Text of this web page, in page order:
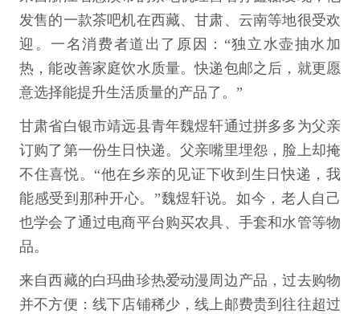
发售的一款茶吧机在西藏、甘肃、云南等地很受欢
迎。一名消费者道出了原因：“独立水壶抽水加
热，能改善家庭饮水质量。快递包邮之后，就更愿
意选择能提升生活质量的产品了。”
甘肃省白银市靖远县青年魏煜轩通过拼多多为父亲
订购了第一份生日快递。父亲嘴里埋怨，脸上却掩
不住喜悦。“他在乡亲的见证下收到生日快递，我
能感受到那种开心。”魏煜轩说。如今，老人自己
也学会了通过电商平台购买农具、手套和水管等物
品。
来自西藏的白玛曲珍热爱动漫周边产品，过去购物
并不方便：线下店铺稀少，线上邮费贵到往往超过